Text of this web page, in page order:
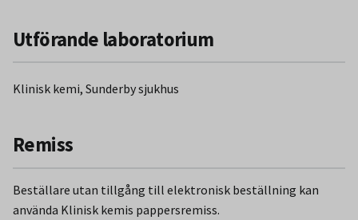
Utförande laboratorium
Klinisk kemi, Sunderby sjukhus
Remiss
Beställare utan tillgång till elektronisk beställning kan
använda Klinisk kemis pappersremiss.